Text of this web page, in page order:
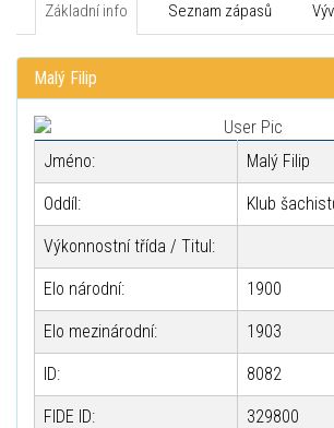
Základní info Seznam zápasů
Malý Filip
Jméno: Malý Filip
Oddíl: Klub
Výkonnostní třída / Titul:
Elo národní: 1900
Elo mezinárodní: 1903
ID: 8082
FIDE ID: 329800